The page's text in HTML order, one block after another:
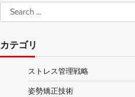
Search
for:
カテゴリ
ストレス管理戦略
姿勢矯正技術